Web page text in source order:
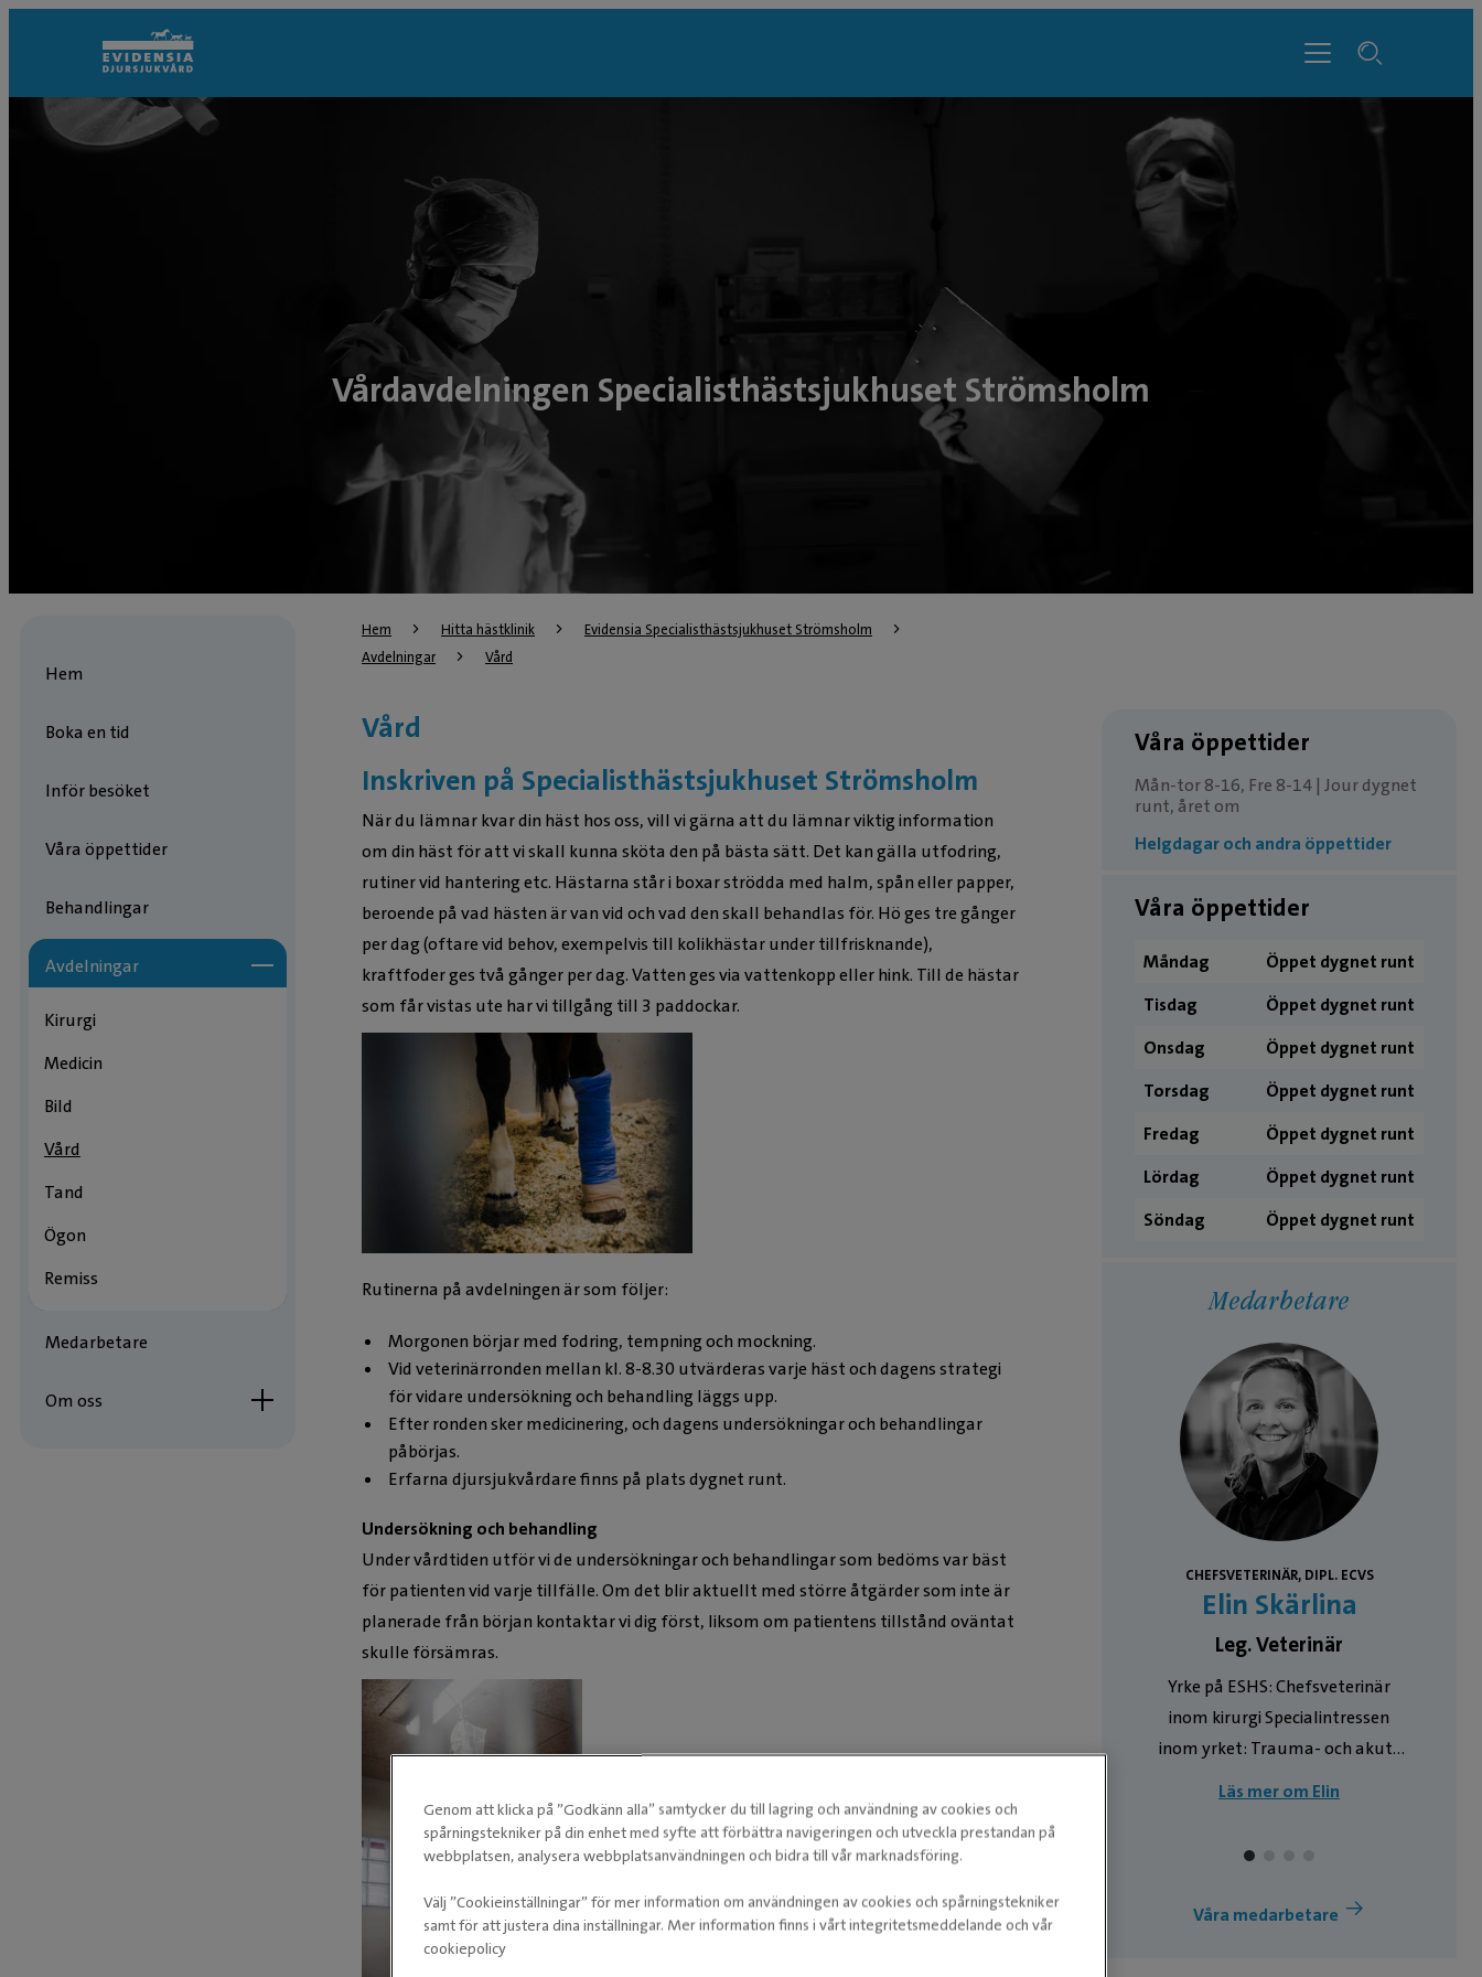
Vårdavdelningen Specialisthästsjukhuset Strömsholm
Hem Hitta hästklinik
Evidensia Specialisthästsjukhuset Strömsholm
Avdelningar
Vård
Hem
Boka en tid
Inför besöket
Våra öppettider
Behandlingar
Avdelningar
Kirurgi
Medicin
Bild
Vård
Tand
Ögon
Remiss
Medarbetare
Om oss
Vård
Inskriven på Specialisthästsjukhuset Strömsholm
När du lämnar kvar din häst hos oss, vill vi gärna att du lämnar viktig information
om din häst för att vi skall kunna sköta den på bästa sätt. Det kan gälla utfodring,
rutiner vid hantering etc. Hästarna står i boxar strödda med halm, spån eller papper,
beroende på vad hästen är van vid och vad den skall behandlas för. Hö ges tre gånger
per dag (oftare vid behov, exempelvis till kolikhästar under tillfrisknande),
kraftfoder ges två gånger per dag. Vatten ges via vattenkopp eller hink. Till de hästar
som får vistas ute har vi tillgång till 3 paddockar.
Rutinerna på avdelningen är som följer:
Morgonen börjar med fodring, tempning och mockning.
Vid veterinärronden mellan kl. 8-8.30 utvärderas varje häst och dagens strategi
för vidare undersökning och behandling läggs upp.
Efter ronden sker medicinering, och dagens undersökningar och behandlingar
påbörjas.
Erfarna djursjukvårdare finns på plats dygnet runt.
Undersökning och behandling
Under vårdtiden utför vi de undersökningar och behandlingar som bedöms var bäst
för patienten vid varje tillfälle. Om det blir aktuellt med större åtgärder som inte är
planerade från början kontaktar vi dig först, liksom om patientens tillstånd oväntat
skulle försämras.
Våra öppettider
Mån-tor 8-16, Fre 8-14 | Jour dygnet
runt, året om
Helgdagar och andra öppettider
Våra öppettider
Måndag
Öppet dygnet runt
Tisdag
Öppet dygnet runt
Onsdag
Öppet dygnet runt
Torsdag
Öppet dygnet runt
Fredag
Öppet dygnet runt
Lördag
Öppet dygnet runt
Söndag
Öppet dygnet runt
Medarbetare
Camilla Fredriksson
Leg. Veterinär
CHEFSVETERINÄR, DIPL. ECVS
Elin Skärlina
Leg. Veterinär
Yrke på ESHS: Chefsveterinär
inom kirurgi Specialintressen
inom yrket: Trauma- och akut-
kirurgi. Bilddiagnostik. Antal år
Europeisk specialist i hästkirurgi
Läs mer om Elin
Våra medarbetare
Genom att klicka på ”Godkänn alla” samtycker du till lagring och användning av cookies och
spårningstekniker på din enhet med syfte att förbättra navigeringen och utveckla prestandan på
webbplatsen, analysera webbplatsanvändningen och bidra till vår marknadsföring.
Välj ”Cookieinställningar” för mer information om användningen av cookies och spårningstekniker
samt för att justera dina inställningar. Mer information finns i vårt integritetsmeddelande och vår
cookiepolicy